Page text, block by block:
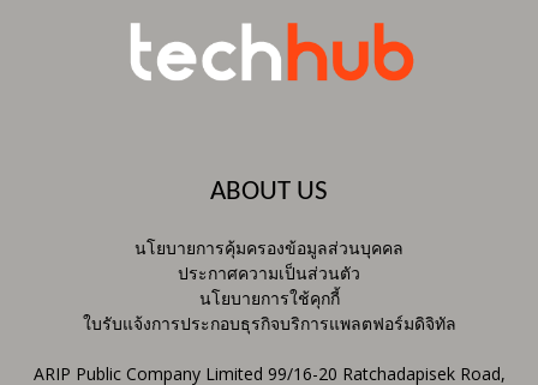
ABOUT US
นโยบายการคุ้มครองข้อมูลส่วนบุคคล
ประกาศความเป็นส่วนตัว
นโยบายการใช้คุกกี้
ใบรับแจ้งการประกอบธุรกิจบริการแพลตฟอร์มดิจิทัล
ARIP Public Company Limited 99/16-20 Ratchadapisek Road,